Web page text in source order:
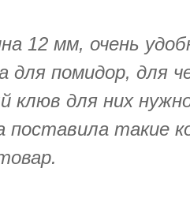
12 мм, очень
для помидор, для
клюв для них
поставила такие